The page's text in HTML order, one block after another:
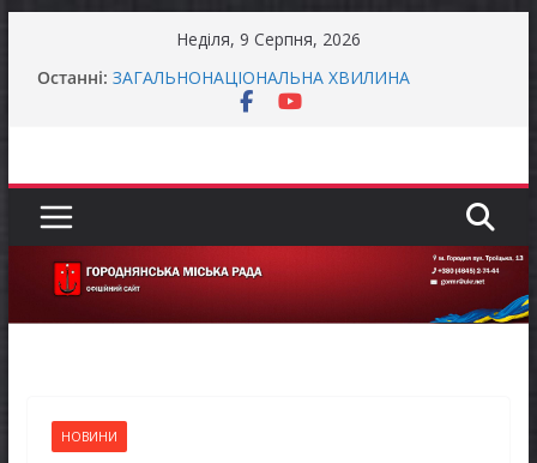
Неділя, 9 Серпня, 2026
Останні: оформити «Пакунок школяра»
ЗАГАЛЬНОНАЦІОНАЛЬНА ХВИЛИНА
для ветеранського бізнесу
реалізації права осіб з інвалідністю на працю
Захищай небо Чернігівщини!
НОВИНИ